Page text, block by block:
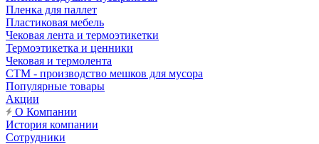
Пленка для паллет
Пластиковая мебель
Чековая лента и термоэтикетки
Термоэтикетка и ценники
Чековая и термолента
СТМ - производство мешков для мусора
Популярные товары
Акции
О Компании
История компании
Сотрудники